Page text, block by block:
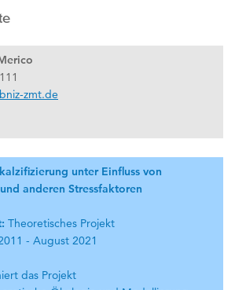
zmt.de
unter Einfluss von
anderen Stressfaktoren
Theoretisches Projekt
- August 2021
das Projekt